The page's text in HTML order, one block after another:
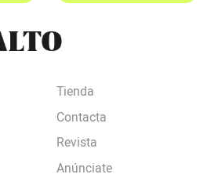
Tienda
Contacta
Revista
Anúnciate